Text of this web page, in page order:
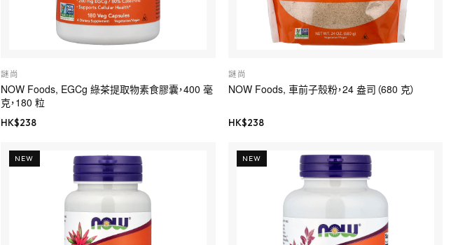
謎尚
NOW Foods, EGCg 綠茶提取物素食膠囊，400 毫
克，180 粒
HK$238
謎尚
NOW Foods, 車前子殼粉，24 盎司（680 克）
HK$238
NEW NEW